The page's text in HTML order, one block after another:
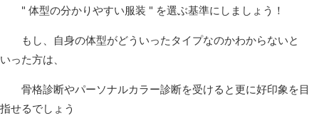
" 体型の分かりやすい服装 " を選ぶ基準にしましょう！
もし、自身の体型がどういったタイプなのかわからないと
いった方は、
骨格診断やパーソナルカラー診断を受けると更に好印象を目
指せるでしょう